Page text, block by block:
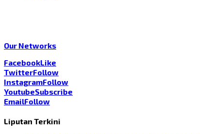
Our Networks
FacebookLike
TwitterFollow
InstagramFollow
YoutubeSubscribe
EmailFollow
Liputan Terkini